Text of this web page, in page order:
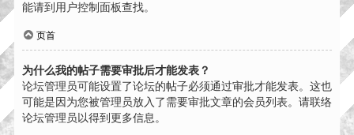
能请到用户控制面板查找。
页首
为什么我的帖子需要审批后才能发表？
论坛管理员可能设置了论坛的帖子必须通过审批才能发表。这也
可能是因为您被管理员放入了需要审批文章的会员列表。请联络
论坛管理员以得到更多信息。